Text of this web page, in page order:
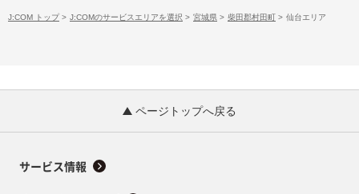
J:COM トップ > J:COMのサービスエリアを選択 > 宮城県 > 柴田郡村田町 > 仙台エリア
ページトップへ戻る
サービス情報